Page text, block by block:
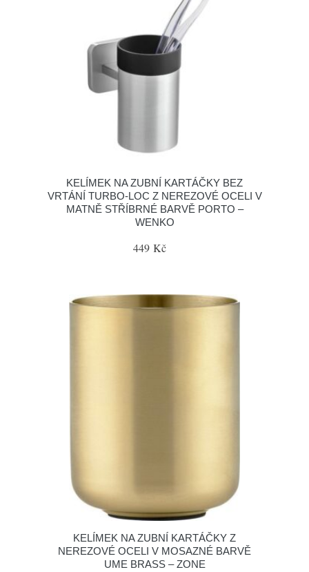
KELÍMEK NA ZUBNÍ KARTÁČKY BEZ
VRTÁNÍ TURBO-LOC Z NEREZOVÉ OCELI V
MATNĚ STŘÍBRNÉ BARVĚ PORTO –
WENKO
449 Kč
KELÍMEK NA ZUBNÍ KARTÁČKY Z
NEREZOVÉ OCELI V MOSAZNÉ BARVĚ
UME BRASS – ZONE